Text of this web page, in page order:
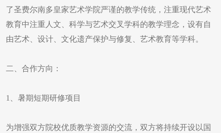
了圣费尔南多皇家艺术学院严谨的教学传统，注重现代艺术
教育中注重人文、科学与艺术交叉学科的教学理念，设有自
由艺术、设计、文化遗产保护与修复、艺术教育等学科。
二、合作方向：
1、暑期短期研修项目
为增强双方院校优质教学资源的交流，双方将持续开设以国